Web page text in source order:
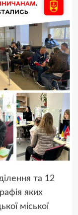
та 12
яких
міської